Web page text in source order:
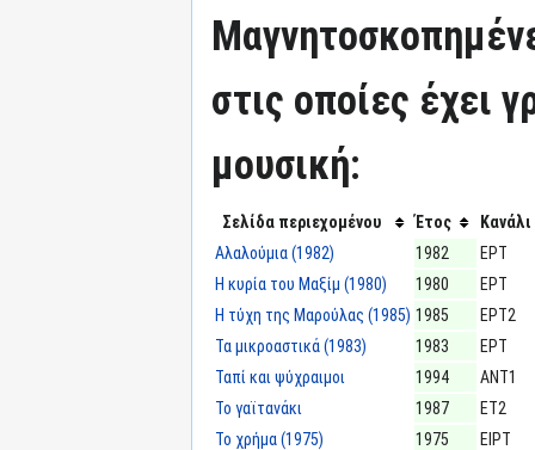
στις οποίες έχει
μουσική:
Σελίδα περιεχομένου Έτος
Κανάλι
Αλαλούμια (1982)
1982
ΕΡΤ
Η κυρία του Μαξίμ (1980)
1980
ΕΡΤ
Η τύχη της Μαρούλας (1985) 1985
ΕΡΤ2
Τα μικροαστικά (1983)
1983
ΕΡΤ
Ταπί και ψύχραιμοι
1994
ΑΝΤ1
Το γαϊτανάκι
1987
ΕΤ2
Το χρήμα (1975)
1975
ΕΙΡΤ